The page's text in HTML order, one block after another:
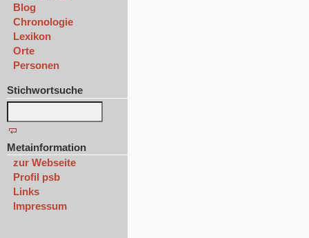
Blog
Chronologie
Lexikon
Orte
Personen
Stichwortsuche
Metainformation
zur Webseite
Profil psb
Links
Impressum